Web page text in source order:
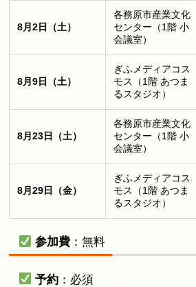
8月2日（土）
各務原市産業文化
センター（1階 小
会議室）
8月9日（土）
ぎふメディアコス
モス（1階 あつま
るスタジオ）
8月23日（土）
各務原市産業文化
センター（1階 小
会議室）
8月29日（金）
ぎふメディアコス
モス（1階 あつま
るスタジオ）
参加費 ：無料
予約 ：必須